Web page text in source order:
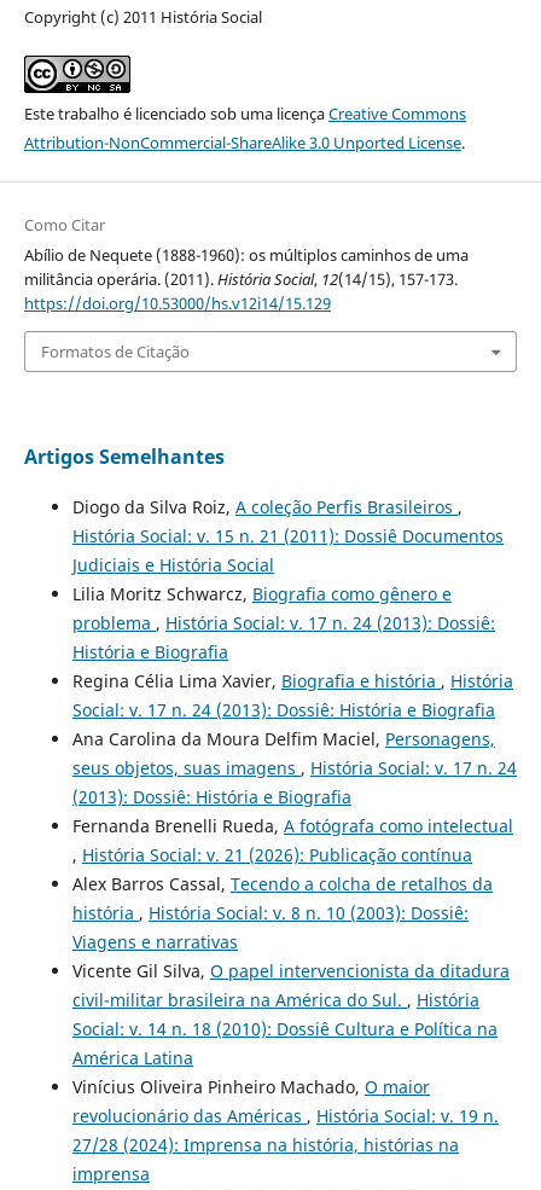
Copyright (c) 2011 História Social
Este trabalho é licenciado sob uma licençaCreative Commons
Attribution-NonCommercial-ShareAlike 3.0 Unported License.
Como Citar
Abílio de Nequete (1888-1960): os múltiplos caminhos de uma
militância operária. (2011).História Social, 12(14/15), 157-173.
https://doi.org/10.53000/hs.v12i14/15.129
Formatos de Citação
Artigos Semelhantes
Diogo da Silva Roiz, A coleção Perfis Brasileiros ,
História Social: v. 15 n. 21 (2011): Dossiê Documentos
Judiciais e História Social
Lilia Moritz Schwarcz, Biografia como gênero e
problema , História Social: v. 17 n. 24 (2013): Dossiê:
História e Biografia
Regina Célia Lima Xavier, Biografia e história , História
Social: v. 17 n. 24 (2013): Dossiê: História e Biografia
Ana Carolina da Moura Delfim Maciel, Personagens,
seus objetos, suas imagens , História Social: v. 17 n. 24
(2013): Dossiê: História e Biografia
Fernanda Brenelli Rueda, A fotógrafa como intelectual
, História Social: v. 21 (2026): Publicação contínua
Alex Barros Cassal, Tecendo a colcha de retalhos da
história , História Social: v. 8 n. 10 (2003): Dossiê:
Viagens e narrativas
Vicente Gil Silva, O papel intervencionista da ditadura
civil-militar brasileira na América do Sul. , História
Social: v. 14 n. 18 (2010): Dossiê Cultura e Política na
América Latina
Vinícius Oliveira Pinheiro Machado, O maior
revolucionário das Américas , História Social: v. 19 n.
27/28 (2024): Imprensa na história, histórias na
imprensa